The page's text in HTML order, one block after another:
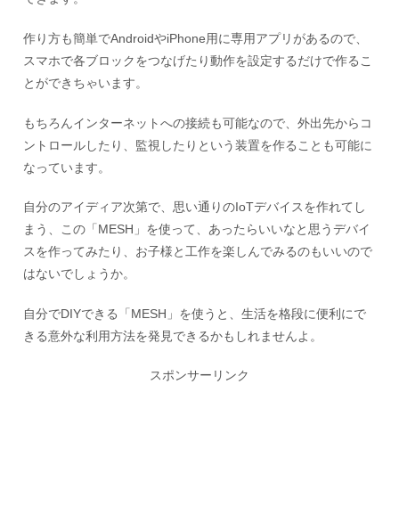
作り方も簡単でAndroidやiPhone用に専用アプリがあるので、
スマホで各ブロックをつなげたり動作を設定するだけで作るこ
とができちゃいます。
もちろんインターネットへの接続も可能なので、外出先からコ
ントロールしたり、監視したりという装置を作ることも可能に
なっています。
自分のアイディア次第で、思い通りのIoTデバイスを作れてし
まう、この「MESH」を使って、あったらいいなと思うデバイ
スを作ってみたり、お子様と工作を楽しんでみるのもいいので
はないでしょうか。
自分でDIYできる「MESH」を使うと、生活を格段に便利にで
きる意外な利用方法を発見できるかもしれませんよ。
スポンサーリンク